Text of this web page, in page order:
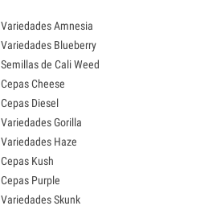
Variedades Amnesia
Variedades Blueberry
Semillas de Cali Weed
Cepas Cheese
Cepas Diesel
Variedades Gorilla
Variedades Haze
Cepas Kush
Cepas Purple
Variedades Skunk